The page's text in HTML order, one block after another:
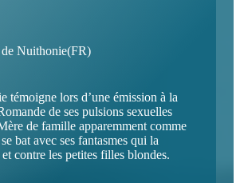
de Nuithonie(FR)
témoigne lors d’une émission à la
de ses pulsions sexuelles
de famille apparemment comme
bat avec ses fantasmes qui la
contre les petites filles blondes.